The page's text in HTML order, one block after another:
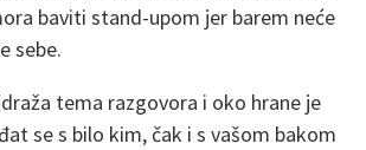
baviti stand-upom jer barem neće
sebe.
tema razgovora i oko hrane je
se s bilo kim, čak i s vašom bakom